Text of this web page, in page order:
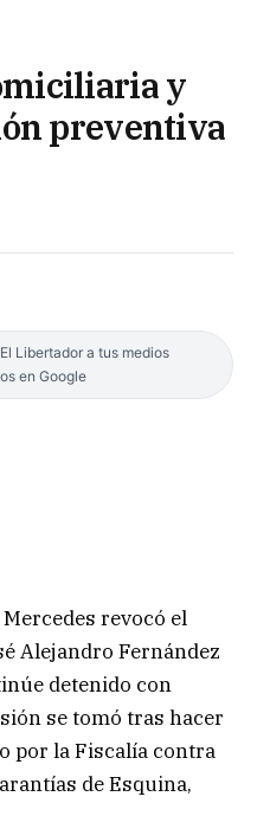
y
preventiva
Libertador a tus medios
en Google
revocó el
Alejandro Fernández
detenido con
se tomó tras hacer
por la Fiscalía contra
de Esquina,